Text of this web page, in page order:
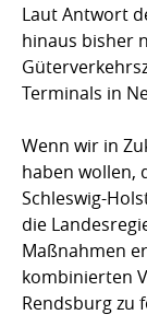
Laut Antwort
hinaus bisher
Terminals in
Wenn wir in
haben wollen,
Schleswig-
die
Maßnahmen
kombinierten
Rendsburg zu